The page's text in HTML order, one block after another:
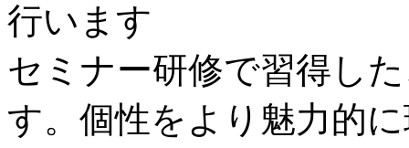
行います
セミナー研修で習得し
す。個性をより魅力的